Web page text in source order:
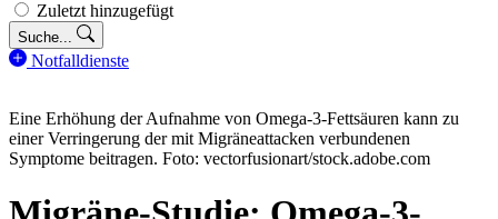
Zuletzt hinzugefügt
Suche...
Notfalldienste
Eine Erhöhung der Aufnahme von Omega-3-Fettsäuren kann zu
einer Verringerung der mit Migräneattacken verbundenen
Symptome beitragen. Foto: vectorfusionart/stock.adobe.com